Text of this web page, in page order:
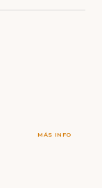
MÁS INFO